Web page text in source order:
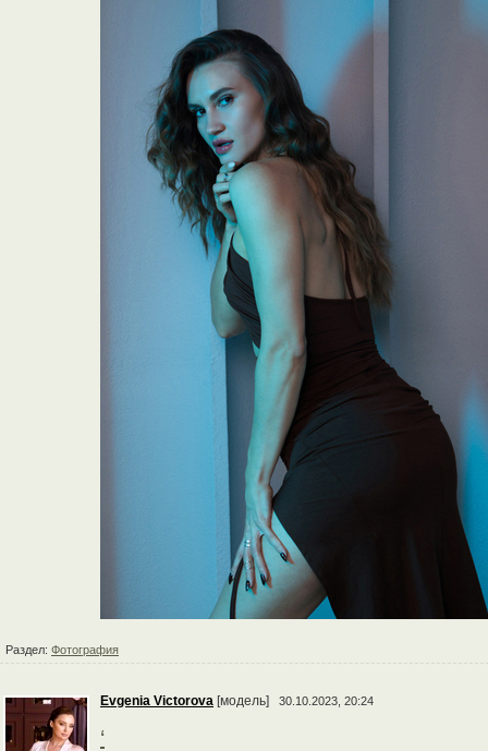
Раздел: Фотография
Evgenia Victorova [модель] 30.10.2023, 20:24
‘